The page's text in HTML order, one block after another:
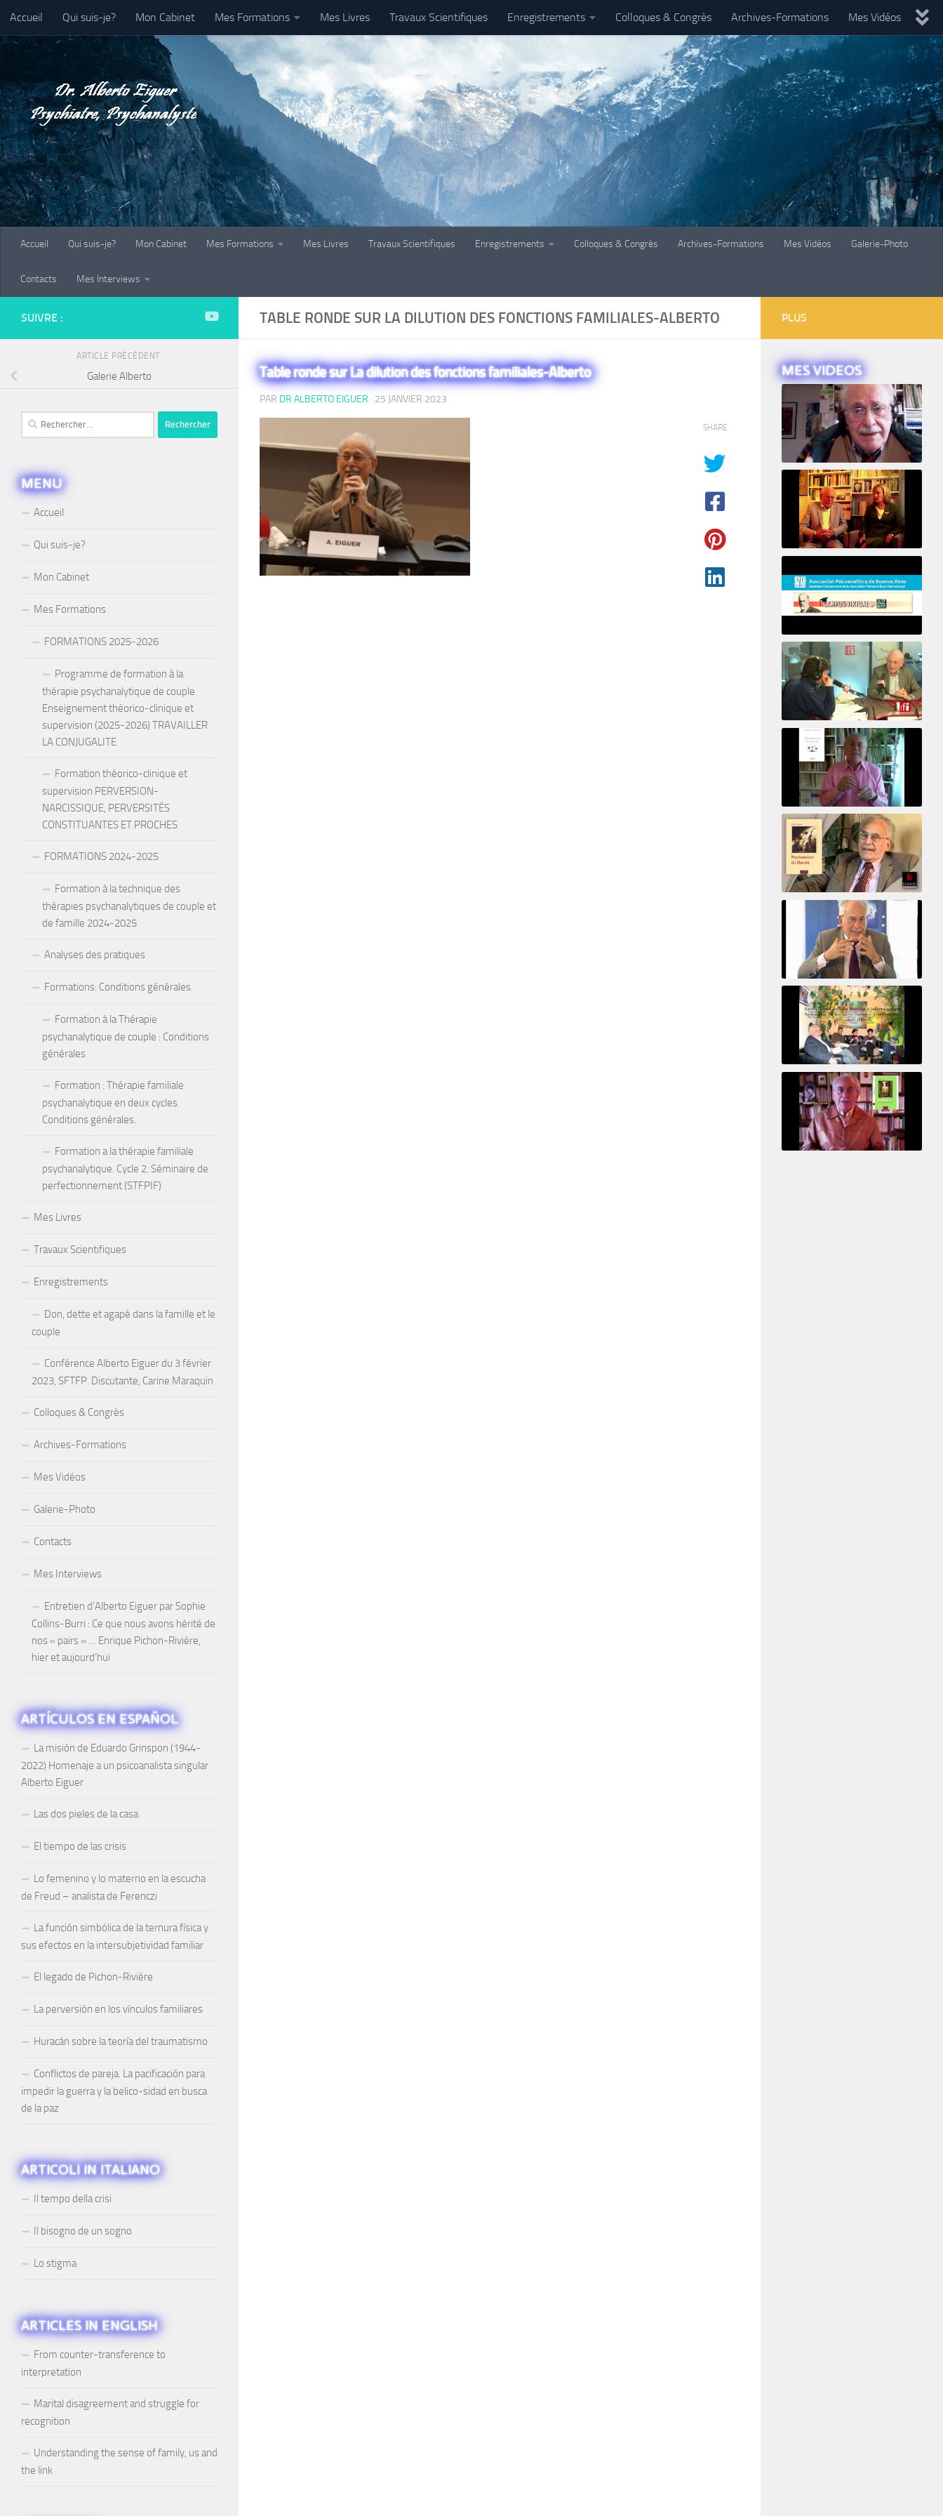
Au dessous du contenu
Accueil Qui suis-je? Mon Cabinet Mes Formations Mes Livres Travaux Scientifiques Enregistrements Colloques & Congrès Archives-Formations Mes Vidéos
Galerie-Photo Contacts Mes Interviews
Accueil Qui suis-je? Mon Cabinet Mes Formations Mes Livres Travaux Scientifiques Enregistrements Colloques & Congrès Archives-Formations Mes Vidéos Galerie-Photo
Contacts Mes Interviews
TABLE RONDE SUR LA DILUTION DES FONCTIONS FAMILIALES-ALBERTO
Table ronde sur La dilution des fonctions familiales-Alberto
PAR DR ALBERTO EIGUER · 25 JANVIER 2023
SHARE
SUIVRE :
ARTICLE PRÉCÉDENT
Galerie Alberto
Rechercher :
MENU
Accueil
Qui suis-je?
Mon Cabinet
Mes Formations
FORMATIONS 2025-2026
Programme de formation à la
thérapie psychanalytique de couple
Enseignement théorico-clinique et
supervision (2025-2026) TRAVAILLER
LA CONJUGALITE
Formation théorico-clinique et
supervision PERVERSION-
NARCISSIQUE, PERVERSITÉS
CONSTITUANTES ET PROCHES
FORMATIONS 2024-2025
Formation à la technique des
thérapies psychanalytiques de couple et
de famille 2024-2025
Analyses des pratiques
Formations: Conditions générales.
Formation à la Thérapie
psychanalytique de couple : Conditions
générales
Formation : Thérapie familiale
psychanalytique en deux cycles.
Conditions générales.
Formation a la thérapie familiale
psychanalytique. Cycle 2. Séminaire de
perfectionnement (STFPIF)
Mes Livres
Travaux Scientifiques
Enregistrements
Don, dette et agapè dans la famille et le
couple
Conférence Alberto Eiguer du 3 février
2023, SFTFP. Discutante, Carine Maraquin
Colloques & Congrès
Archives-Formations
Mes Vidéos
Galerie-Photo
Contacts
Mes Interviews
Entretien d’Alberto Eiguer par Sophie
Collins-Burri : Ce que nous avons hérité de
nos « pairs » … Enrique Pichon-Rivière,
hier et aujourd’hui
ARTÍCULOS EN ESPAÑOL
La misión de Eduardo Grinspon (1944-
2022) Homenaje a un psicoanalista singular
Alberto Eiguer
Las dos pieles de la casa
El tiempo de las crisis
Lo femenino y lo materno en la escucha
de Freud – analista de Ferenczi
La función simbólica de la ternura física y
sus efectos en la intersubjetividad familiar
El legado de Pichon-Rivière
La perversión en los vínculos familiares
Huracán sobre la teoría del traumatismo
Conflictos de pareja. La pacificación para
impedir la guerra y la belico-sidad en busca
de la paz
ARTICOLI IN ITALIANO
Il tempo della crisi
Il bisogno de un sogno
Lo stigma
ARTICLES IN ENGLISH
From counter-transference to
interpretation
Marital disagreement and struggle for
recognition
Understanding the sense of family, us and
the link
PLUS
MES VIDEOS
Intervista ad Alberto Eiguer
16e COLLOQUE de la STFPIF 20 et 21 Janvier 2018
Psicoanálisis por Skype y
teléfono Alberto Eiguer
presenta el curso virtual 2017
El psiquiatra Alberto Eiguer con Jordi Batalle en El invitado de RFI
Votre maison vous révèle
Psychanalyse du libertin
Revisitant le corps familial